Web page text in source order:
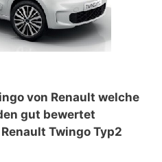
von Renault welche
gut bewertet
Twingo Typ2